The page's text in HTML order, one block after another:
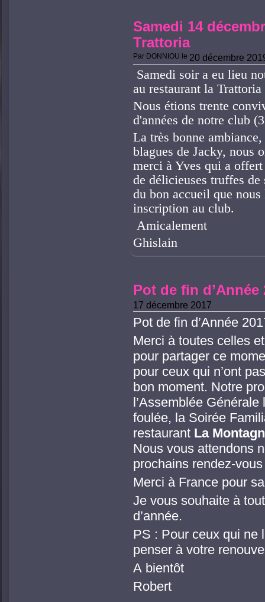
Samedi 14
Trattoria
Par DONNIOU le 20 décembre
Samedi soir a eu lieu
au restaurant la
Nous étions trente
d'années de notre club
La très bonne
blagues de Jacky, nous
merci à Yves qui a
de délicieuses truffes
du bon accueil que
inscription au club.
Amicalement
Ghislain
Pot de fin d’Année
17 décembre 2017
Pot de fin d’Année
Merci à toutes celles
pour partager ce
pour ceux qui n’ont
bon moment. Notre
l’Assemblée
foulée, la Soirée
restaurant La
Nous vous attendons
prochains rendez-
Merci à France pour
Je vous souhaite à
d’année.
PS : Pour ceux qui ne
penser à votre
A bientôt
Robert